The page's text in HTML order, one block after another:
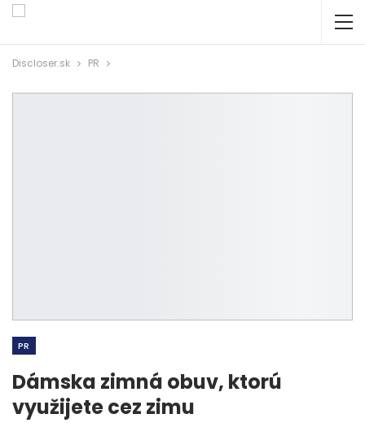
Discloser.sk PR
PR
Dámska zimná obuv, ktorú
využijete cez zimu